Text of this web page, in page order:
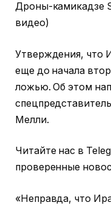
Дроны-камикадзе
видео)
Утверждения, что
еще до начала
ложью. Об этом
Мелли.
Читайте нас в
проверенные
«Неправда, что